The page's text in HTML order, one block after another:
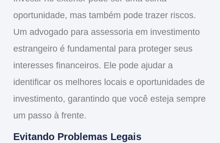
oportunidade, mas também pode trazer riscos.
Um advogado para assessoria em investimento
estrangeiroé fundamental para proteger seus
interesses financeiros. Ele pode ajudar a
identificar os melhores locais e oportunidades de
investimento, garantindo que você esteja sempre
um passo à frente.
Evitando Problemas Legais